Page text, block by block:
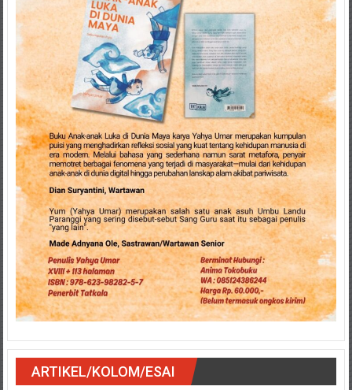
ARTIKEL/KOLOM/ESAI